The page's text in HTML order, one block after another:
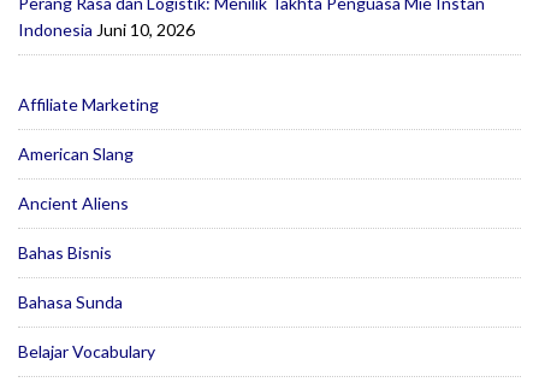
Indonesia Juni 10, 2026
Affiliate Marketing
American Slang
Ancient Aliens
Bahas Bisnis
Bahasa Sunda
Belajar Vocabulary